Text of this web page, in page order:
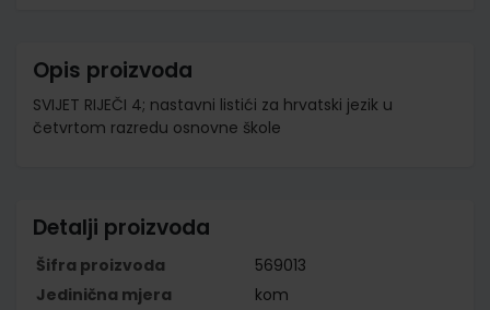
Opis proizvoda
SVIJET RIJEČI 4; nastavni listići za hrvatski jezik u
četvrtom razredu osnovne škole
Detalji proizvoda
Šifra proizvoda
569013
Jedinična mjera
kom